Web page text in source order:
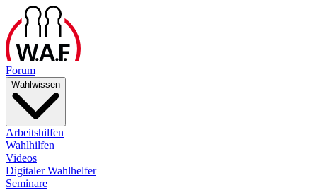
Forum
Wahlwissen
Arbeitshilfen
Wahlhilfen
Videos
Digitaler Wahlhelfer
Seminare